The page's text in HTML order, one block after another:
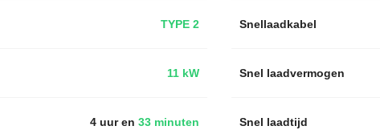
TYPE 2
11 kW
4 uur en 33 minuten
Snellaadkabel
Snel laadvermogen
Snel laadtijd